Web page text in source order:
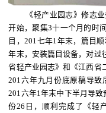
《轻产业园志》修志
开始，聚集3十一个月的时
目，201七年1年末，篇目
年末，安装篇目设备，对过
省轻产业园志》和《江西省
201六年九月份底原稿导致
201六年1年末中下半月导致
份26日，顺利完成了《轻